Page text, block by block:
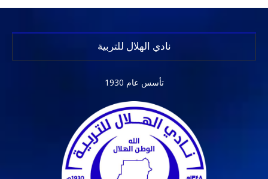
نادي الهلال للتربية
تأسس عام 1930